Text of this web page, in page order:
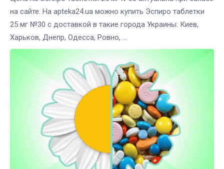
на сайте. На apteka24.ua можно купить Эспиро таблетки
25 мг №30 с доставкой в такие города Украины: Киев,
Харьков, Днепр, Одесса, Ровно, ...